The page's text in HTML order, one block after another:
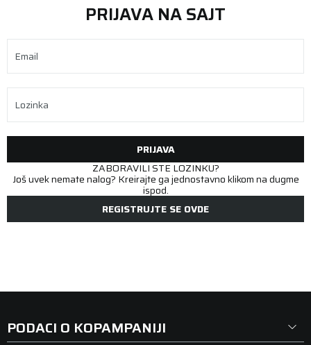
PRIJAVA NA SAJT
Email
Lozinka
PRIJAVA
ZABORAVILI STE LOZINKU?
Još uvek nemate nalog? Kreirajte ga jednostavno klikom na dugme
ispod.
REGISTRUJTE SE OVDE
PODACI O KOPAMPANIJI